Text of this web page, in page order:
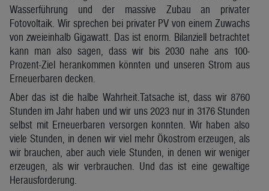
Wasserführung und der massive Zubau an privater
Fotovoltaik. Wir sprechen bei privater PV von einem Zuwachs
von zweieinhalb Gigawatt. Das ist enorm. Bilanziell betrachtet
kann man also sagen, dass wir bis 2030 nahe ans 100-
Prozent-Ziel herankommen könnten und unseren Strom aus
Erneuerbaren decken.
Aber das ist die halbe Wahrheit.Tatsache ist, dass wir 8760
Stunden im Jahr haben und wir uns 2023 nur in 3176 Stunden
selbst mit Erneuerbaren versorgen konnten. Wir haben also
viele Stunden, in denen wir viel mehr Ökostrom erzeugen, als
wir brauchen, aber auch viele Stunden, in denen wir weniger
erzeugen, als wir verbrauchen. Und das ist eine gewaltige
Herausforderung.